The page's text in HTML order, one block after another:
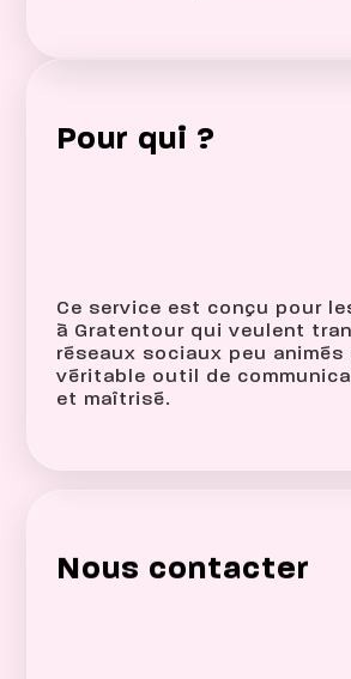
Pour qui ?
Ce service est conçu pour
à Gratentour qui veulent
réseaux sociaux peu animés
véritable outil de
et maîtrisé.
Nous contacter